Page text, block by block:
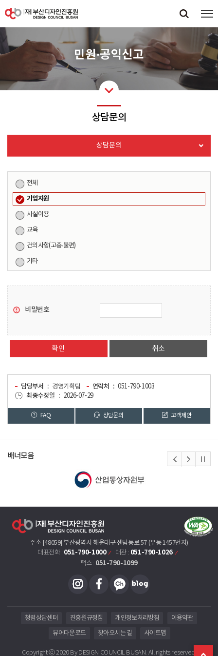
민원·공익신고
상담문의
상담문의
전체
기업지원
시설이용
교육
건의사항(고충·불편)
기타
비밀번호
취소
담당부서 경영기획팀 연락처
051-790-1003
최종수정일
2026-07-29
FAQ 상담문의 고객제안
배너모음
주소 [48059] 부산광역시 해운대구 센텀동로 57 (우동 1457번지)
대표전화 : 051-790-1000 대관 : 051-790-1026
팩스 : 051-790-1099
청렴상담센터 진흥원규정집 개인정보처리방침 이용약관
뷰어다운로드 찾아오시는 길 사이트맵
Copyright ⓒ 2020 By DESIGN COUNCIL BUSAN. All rights reserved.